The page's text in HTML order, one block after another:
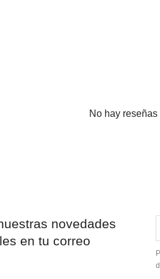
No hay
novedades
en tu correo